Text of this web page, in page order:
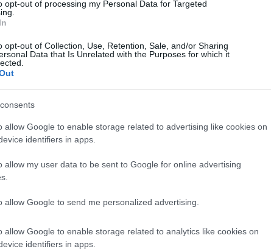
opt-out of processing my Personal Data for Targeted
opt-out of Collection, Use, Retention, Sale, and/or Sharing
Data that Is Unrelated with the Purposes for which it
allow Google to enable storage related to advertising like cookies on
identifiers in apps.
allow my user data to be sent to Google for online advertising
allow Google to send me personalized advertising.
allow Google to enable storage related to analytics like cookies on
identifiers in apps.
επικεφαλής της εκστρατείας μάρκετινγκ
κατά τη διάρκεια της προβολής
στον κινηματογράφο, επειδή αρκετά
τον φόβο τους ή είχαν νιώσει έντονη
“βαρύ” σε ορισμένους πελάτες», ανέφερε ο
ανάλογη αντίδραση είχε ξαναδεί
«Αντίχριστος» του Λαρς φον Τρίερ.
περασμένο Μάιο στο Φεστιβάλ των Καννών,
Βραβείο της Διεθνούς Ενωσης Κριτικών